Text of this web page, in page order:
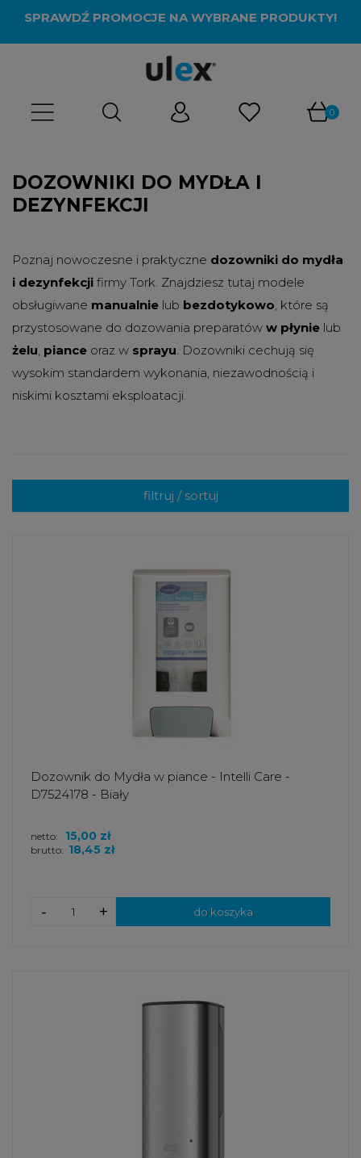
SPRAWDŹ PROMOCJE NA WYBRANE PRODUKTY!
DOZOWNIKI DO MYDŁA I
DEZYNFEKCJI
Poznaj nowoczesne i praktyczne dozowniki do mydła
i dezynfekcji firmy Tork. Znajdziesz tutaj modele
obsługiwane manualnie lub bezdotykowo, które są
przystosowane do dozowania preparatów w płynie lub
żelu, piance oraz w sprayu. Dozowniki cechują się
wysokim standardem wykonania, niezawodnością i
niskimi kosztami eksploatacji.
filtruj / sortuj
Dozownik do Mydła w piance - Intelli Care -
D7524178 - Biały
brutto: 18,45 zł
netto: 15,00 zł
+
- do koszyka